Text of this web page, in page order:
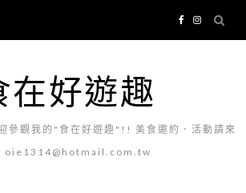
在好遊趣
參觀我的"食在好遊趣"!! 美食邀約．活動請來
oie1314@hotmail.com.tw